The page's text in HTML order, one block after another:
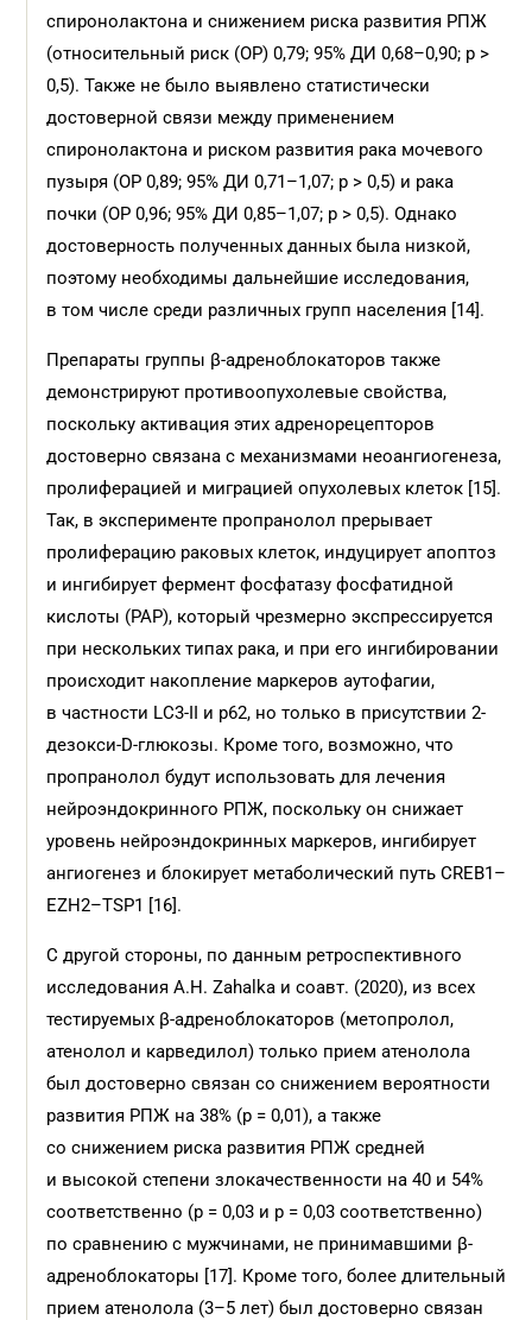
спиронолактона и снижением риска развития РПЖ
(относительный риск (ОР) 0,79; 95% ДИ 0,68–0,90; р >
0,5). Также не было выявлено статистически
достоверной связи между применением
спиронолактона и риском развития рака мочевого
пузыря (ОР 0,89; 95% ДИ 0,71–1,07; р > 0,5) и рака
почки (ОР 0,96; 95% ДИ 0,85–1,07; р > 0,5). Однако
достоверность полученных данных была низкой,
поэтому необходимы дальнейшие исследования,
в том числе среди различных групп населения [14].
Препараты группы β-адреноблокаторов также
демонстрируют противоопухолевые свойства,
поскольку активация этих адренорецепторов
достоверно связана с механизмами неоангиогенеза,
пролиферацией и миграцией опухолевых клеток [15].
Так, в эксперименте пропранолол прерывает
пролиферацию раковых клеток, индуцирует апоптоз
и ингибирует фермент фосфатазу фосфатидной
кислоты (РАР), который чрезмерно экспрессируется
при нескольких типах рака, и при его ингибировании
происходит накопление маркеров аутофагии,
в частности LC3-II и p62, но только в присутствии 2-
дезокси-D-глюкозы. Кроме того, возможно, что
пропранолол будут использовать для лечения
нейроэндокринного РПЖ, поскольку он снижает
уровень нейроэндокринных маркеров, ингибирует
ангиогенез и блокирует метаболический путь CREB1–
EZH2–TSP1 [16].
С другой стороны, по данным ретроспективного
исследования A.H. Zahalka и соавт. (2020), из всех
тестируемых β-адреноблокаторов (метопролол,
атенолол и карведилол) только прием атенолола
был достоверно связан со снижением вероятности
развития РПЖ на 38% (р = 0,01), а также
со снижением риска развития РПЖ средней
и высокой степени злокачественности на 40 и 54%
соответственно (р = 0,03 и р = 0,03 соответственно)
по сравнению с мужчинами, не принимавшими β-
адреноблокаторы [17]. Кроме того, более длительный
прием атенолола (3–5 лет) был достоверно связан